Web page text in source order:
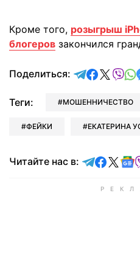
Кроме того, розыгрыш
блогеров закончился
Поделиться: отправить
Теги: МОШЕННИЧЕСТВО
ФЕЙКИ ЕКАТЕРИНА
Читайте нас в: Читайте